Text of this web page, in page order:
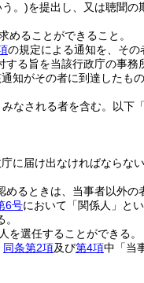
。)を提出し、又は聴聞の
ることができること。
の規定による通知を、その
る旨を当該行政庁の事
知がその者に到達したもの
なされる者を含む。以下
に届け出なければならない
めるときは、当事者以外
6号において「関係人」と
を選任することができる。
同条第2項及び第4項中「当